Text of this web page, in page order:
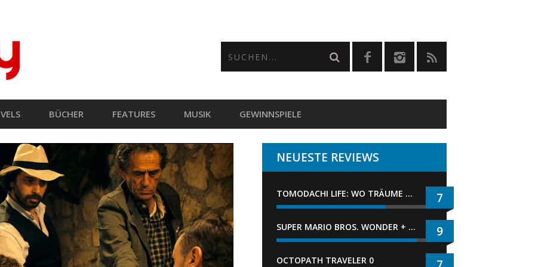
BÜCHER FEATURES MUSIK GEWINNSPIELE
NEUESTE REVIEWS
TOMODACHI LIFE: WO TRÄUME WAHR WERDEN 7
SUPER MARIO BROS. WONDER + GEMEINSAM IM BELLABEL-PARK 9
OCTOPATH TRAVELER 0